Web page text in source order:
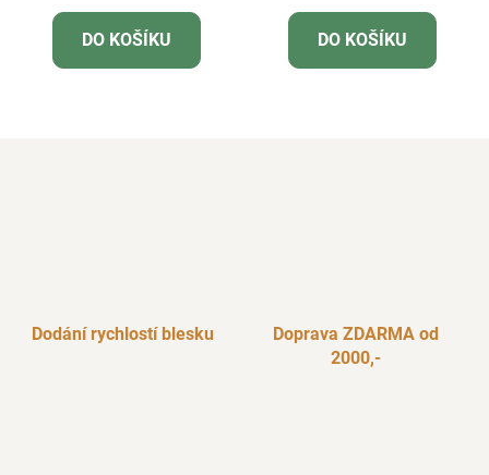
DO KOŠÍKU DO KOŠÍKU
Dodání rychlostí blesku
Doprava ZDARMA od
2000,-